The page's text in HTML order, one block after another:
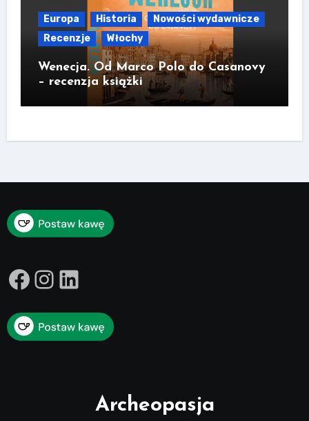
Europa Historia
Nowości wydawnicze
Recenzje
Włochy
Wenecja. Od Marco Polo do Casanovy
– recenzja książki
Facebook
Instagram
LinkedIn
Archeopasja